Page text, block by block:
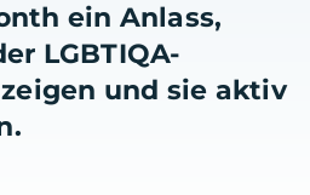
ein Anlass,
LGBTIQA-
und sie aktiv